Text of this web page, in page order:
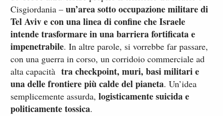
Cisgiordania –un’area sotto occupazione militare di
Tel Aviv e con una linea di confine che Israele
intende trasformare in una barriera fortificata e
impenetrabile. In altre parole, si vorrebbe far passare,
con una guerra in corso, un corridoio commerciale ad
alta capacitàtra checkpoint, muri, basi militari e
una delle frontiere più calde del pianeta. Un’idea
semplicemente assurda,logisticamente suicida e
politicamente tossica.